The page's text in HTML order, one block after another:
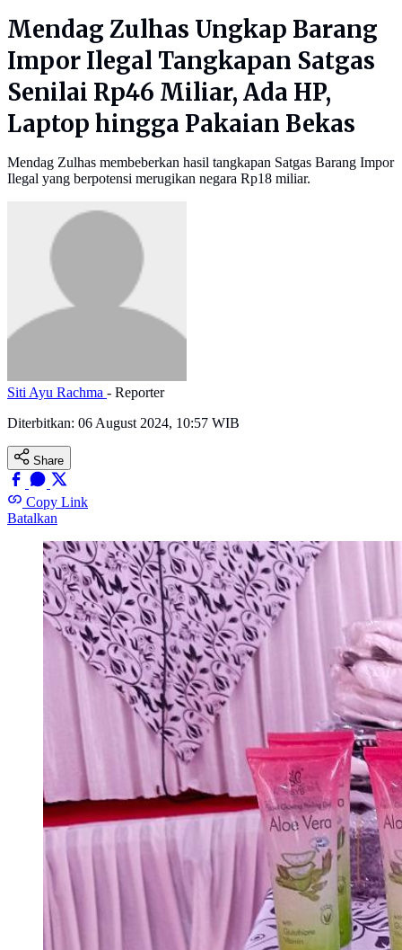
Mendag Zulhas Ungkap Barang
Impor Ilegal Tangkapan Satgas
Senilai Rp46 Miliar, Ada HP,
Laptop hingga Pakaian Bekas
Mendag Zulhas membeberkan hasil tangkapan Satgas Barang Impor
Ilegal yang berpotensi merugikan negara Rp18 miliar.
Siti Ayu Rachma - Reporter
Diterbitkan: 06 August 2024, 10:57 WIB
Share
Copy Link
Batalkan